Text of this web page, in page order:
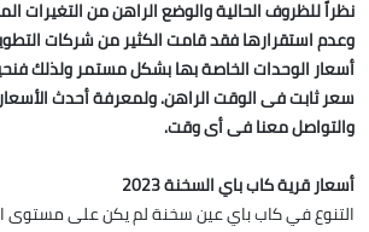
نظراً للظروف الحالية والوضع الراهن من التغيرات
وعدم استقرارها فقد قامت الكثير من شركات
أسعار الوحدات الخاصة بها بشكل مستمر ولذلك
سعر ثابت فى الوقت الراهن. ولمعرفة أحدث
والتواصل معنا فى أى وقت.
أسعار قرية كاب باي السخنة 2023
التنوع في كاب باي عين سخنة لم يكن على مستوى